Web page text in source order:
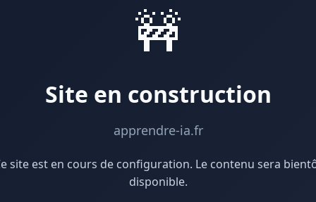
🚧
Site en construction
apprendre-ia.fr
site est en cours de configuration. Le contenu sera
disponible.